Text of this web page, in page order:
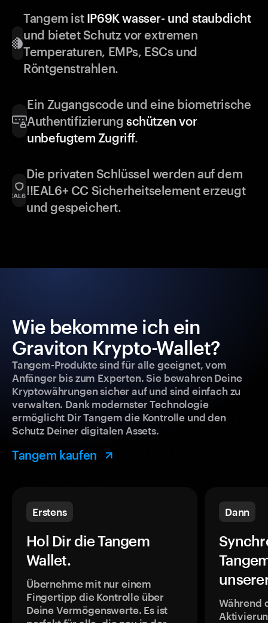
Tangem ist IP69K wasser- und staubdicht
und bietet Schutz vor extremen
Temperaturen, EMPs, ESCs und
Röntgenstrahlen.
Ein Zugangscode und eine biometrische
Authentifizierung schützen vor
unbefugtem Zugriff.
Die privaten Schlüssel werden auf dem
!!EAL6+ CC Sicherheitselement erzeugt
und gespeichert.
Wie bekomme ich ein
Graviton Krypto-Wallet?
Tangem-Produkte sind für alle geeignet, vom
Anfänger bis zum Experten. Sie bewahren Deine
Kryptowährungen sicher auf und sind einfach zu
verwalten. Dank modernster Technologie
ermöglicht Dir Tangem die Kontrolle und den
Schutz Deiner digitalen Assets.
Tangem kaufen
Erstens
Hol Dir die Tangem
Wallet.
Übernehme mit nur einem
Fingertipp die Kontrolle über
Deine Vermögenswerte. Es ist
Dann
Während